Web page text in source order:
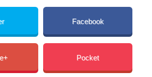
Facebook
Pocket